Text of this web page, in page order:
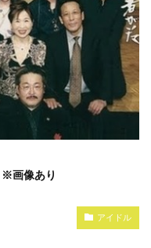
※画像あり
アイドル